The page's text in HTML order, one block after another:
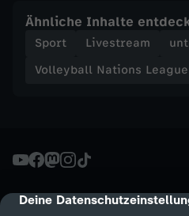
cmp-dialog-description
Deine
o
L
e
Ähnliche Inhalte
Sport Livestream
Volleyball Nations League